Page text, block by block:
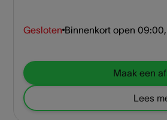
Gesloten Binnenkort open
Maak een
Lees